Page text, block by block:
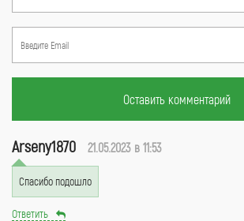
Оставить комментарий
Arseny1870 21.05.2023 в 11:53
Спасибо подошло
Ответить